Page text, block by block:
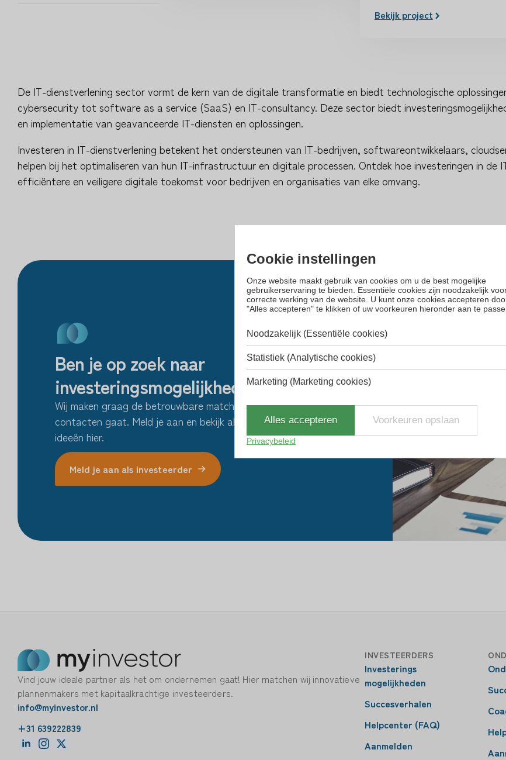
Bekijk project
De IT-dienstverlening sector vormt de kern van de digitale transformatie en biedt technologische
cybersecurity tot software as a service (SaaS) en IT-consultancy. Deze sector biedt
en implementatie van geavanceerde IT-diensten en oplossingen.
Investeren in IT-dienstverlening betekent het ondersteunen van IT-bedrijven, softwareontwikkelaars,
helpen bij het optimaliseren van hun IT-infrastructuur en digitale processen. Ontdek hoe investeringen in de
efficiëntere en veiligere digitale toekomst voor bedrijven en organisaties van elke omvang.
Ben je op zoek naar
investeringsmogelijkheden?
Wij maken graag de betrouwbare match als het om zakelijke
contacten gaat. Meld je aan en bekijk alle startups en innovatieve
ideeën hier.
Meld je aan als investeerder
Vind jouw ideale partner als het om ondernemen gaat! Hier matchen wij innovatieve
plannenmakers met kapitaalkrachtige investeerders.
info@myinvestor.nl
+31 639222839
INVESTEERDERS
Investerings
mogelijkheden
Succesverhalen
Helpcenter (FAQ)
Aanmelden
Cookie instellingen
Onze website maakt gebruik van cookies om u de best mogelijke
gebruikerservaring te bieden. Essentiële cookies zijn noodzakelijk
correcte werking van de website. U kunt onze cookies accepteren
"Alles accepteren" te klikken of uw voorkeuren hieronder aan te
Noodzakelijk (Essentiële cookies)
Statistiek (Analytische cookies)
Marketing (Marketing cookies)
Alles accepteren Voorkeuren opslaan
Privacybeleid